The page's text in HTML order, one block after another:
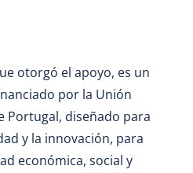
otorgó el apoyo, es un
por la Unión
Portugal, diseñado para
y la innovación, para
económica, social y